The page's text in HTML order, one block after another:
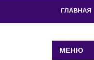
ГЛАВНАЯ